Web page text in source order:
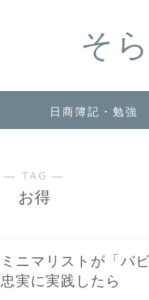
そ
日商簿記・勉強
― TAG ―
お得
ミニマリストが「バ
忠実に実践したら